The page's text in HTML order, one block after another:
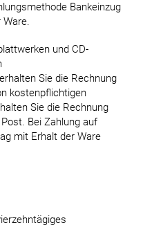
Bankeinzug
und CD-
Sie die Rechnung
kostenpflichtigen
Sie die Rechnung
Bei Zahlung auf
mit Erhalt der Ware